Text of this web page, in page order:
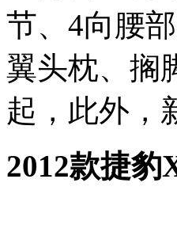
节、4向腰
翼头枕、搁
起，此外，
2012款捷豹